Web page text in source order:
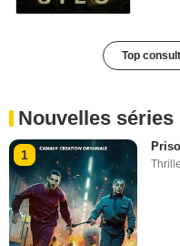
Top
Nouvelles séries
1